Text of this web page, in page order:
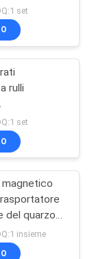
alto gauss
di ferro
set
rulli
di
dei metalli
di
set
del quarzo
insieme